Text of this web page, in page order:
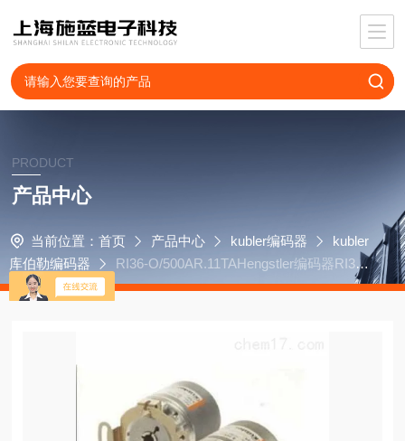
PRODUCT
产品中心
当前位置： 首页 产品中心 kubler编码器
kubler
库伯勒编码器
RI36-O/500AR.11TAHengstler编码器RI30-
O/1500AR.34KA